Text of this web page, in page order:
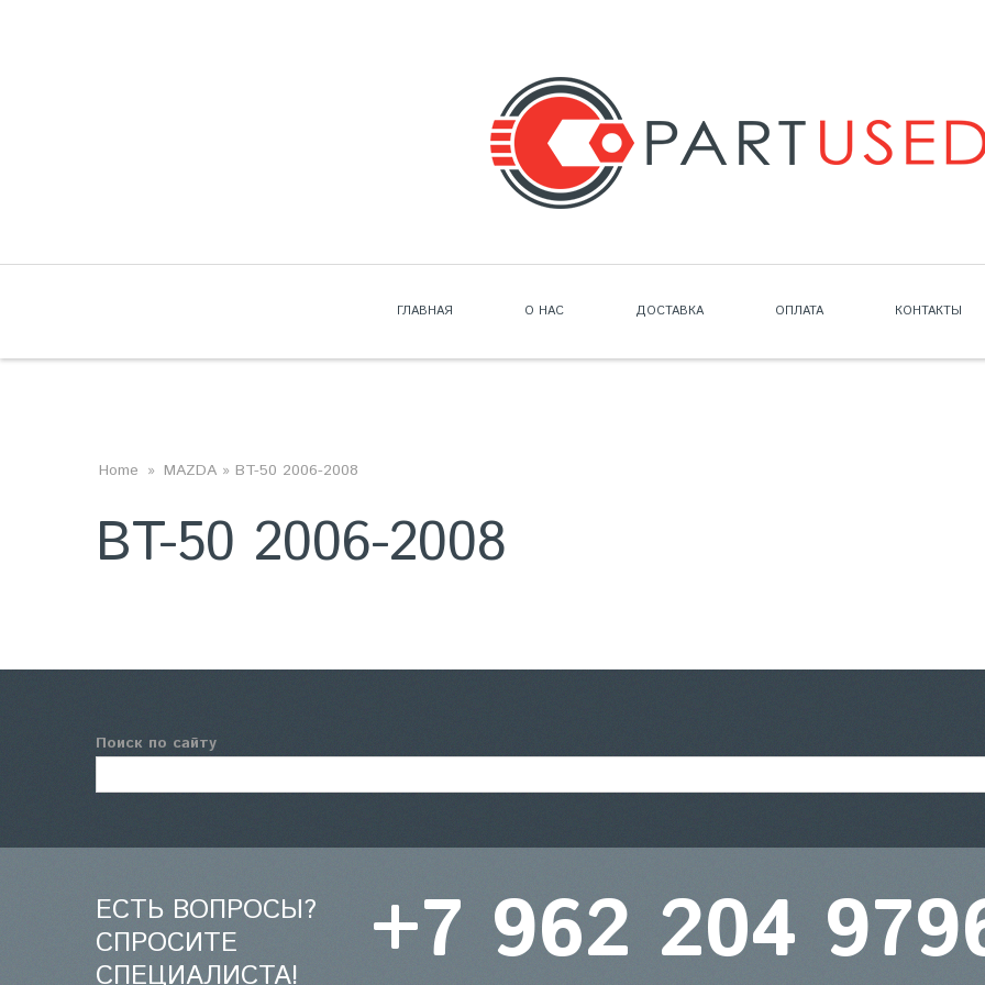
ГЛАВНАЯ О НАС ДОСТАВКА ОПЛАТА КОНТАКТЫ
ВЫ ЗДЕСЬ
Home » MAZDA » BT-50 2006-2008
BT-50 2006-2008
Поиск по сайту
ЕСТЬ ВОПРОСЫ?
СПРОСИТЕ
СПЕЦИАЛИСТА!
+7 962 204